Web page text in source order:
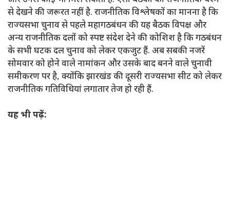
से देखने की जरूरत नहीं है. राजनीतिक विश्लेषकों का मानना ​​है कि
राज्यसभा चुनाव से पहले महागठबंधन की यह बैठक विपक्ष और
अन्य राजनीतिक दलों को स्पष्ट संदेश देने की कोशिश है कि गठबंधन
के सभी घटक दल चुनाव को लेकर एकजुट हैं. अब सबकी नजरें
सोमवार को होने वाले नामांकन और उसके बाद बनने वाले चुनावी
समीकरण पर है, क्योंकि झारखंड की दूसरी राज्यसभा सीट को लेकर
राजनीतिक गतिविधियां लगातार तेज हो रही हैं.
यह भी पढ़ें: